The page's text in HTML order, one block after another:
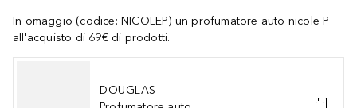
In omaggio (codice: NICOLEP) un profumatore auto nicole P
all'acquisto di 69€ di prodotti.
DOUGLAS